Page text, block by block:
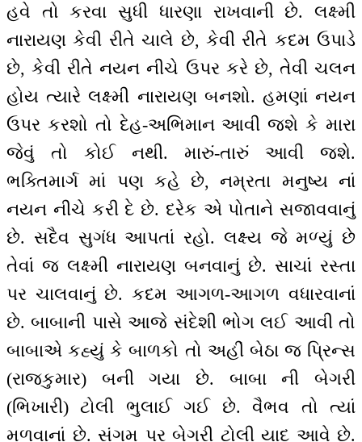
હવે તો કરવા સુધી ધારણા રાખવાની છે. લક્ષ્મી
નારાયણ કેવી રીતે ચાલે છે, કેવી રીતે કદમ ઉપાડે
છે, કેવી રીતે નયન નીચે ઉપર કરે છે, તેવી ચલન
હોય ત્યારે લક્ષ્મી નારાયણ બનશો. હમણાં નયન
ઉપર કરશો તો દેહ-અભિમાન આવી જશે કે મારા
જેવું તો કોઈ નથી. મારું-તારું આવી જશે.
ભક્તિમાર્ગ માં પણ કહે છે, નમ્રતા મનુષ્ય નાં
નયન નીચે કરી દે છે. દરેક એ પોતાને સજાવવાનું
છે. સદૈવ સુગંધ આપતાં રહો. લક્ષ્ય જે મળ્યું છે
તેવાં જ લક્ષ્મી નારાયણ બનવાનું છે. સાચાં રસ્તા
પર ચાલવાનું છે. કદમ આગળ-આગળ વધારવાનાં
છે. બાબાની પાસે આજે સંદેશી ભોગ લઈ આવી તો
બાબાએ કહ્યું કે બાળકો તો અહીં બેઠા જ પ્રિન્સ
(રાજકુમાર) બની ગયા છે. બાબા ની બેગરી
(ભિખારી) ટોલી ભુલાઈ ગઈ છે. વૈભવ તો ત્યાં
મળવાનાં છે. સંગમ પર બેગરી ટોલી યાદ આવે છે.